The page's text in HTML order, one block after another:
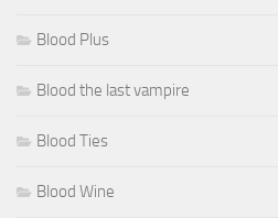
Blood Plus
Blood the last vampire
Blood Ties
Blood Wine